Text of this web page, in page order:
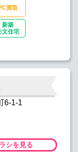
買取
新築
文住宅
6-1-1
シを見る